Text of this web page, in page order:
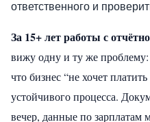
ответственного и
За 15+ лет работы с
вижу одну и ту же
что бизнес “не хочет
устойчивого процесса.
вечер, данные по зарплатам